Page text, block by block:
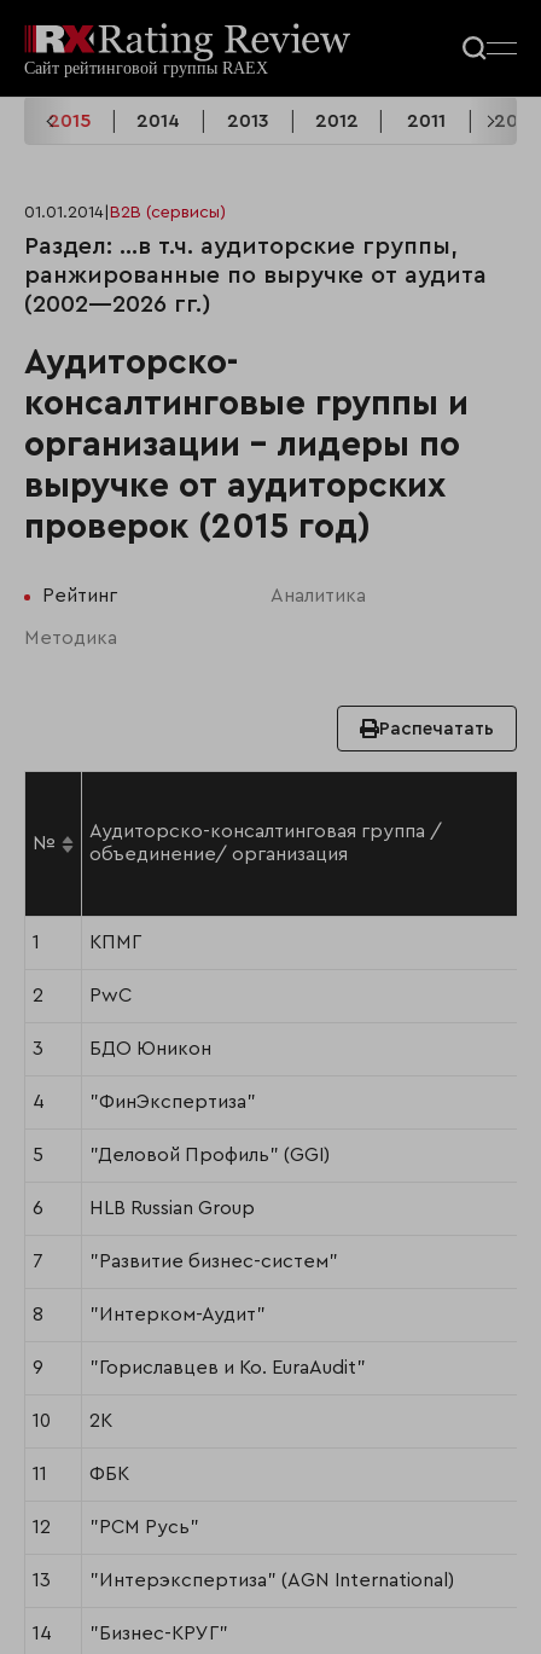
2015 2014 2013 2012 2011 2010
01.01.2014 B2B (сервисы)
Раздел: …в т.ч. аудиторские группы,
ранжированные по выручке от аудита
(2002—2026 гг.)
Аудиторско-
консалтинговые группы и
организации - лидеры по
выручке от аудиторских
проверок (2015 год)
Рейтинг Аналитика
Методика
Распечатать
№
Аудиторско-консалтинговая группа /
объединение/ организация
1 КПМГ
2 PwC
3 БДО Юникон
4 "ФинЭкспертиза"
5 "Деловой Профиль" (GGI)
6 HLB Russian Group
7 "Развитие бизнес-систем"
8 "Интерком-Аудит"
9 "Гориславцев и Ко. EuraAudit"
10 2К
11 ФБК
12 "РСМ Русь"
13 "Интерэкспертиза" (AGN International)
14 "Бизнес-КРУГ"